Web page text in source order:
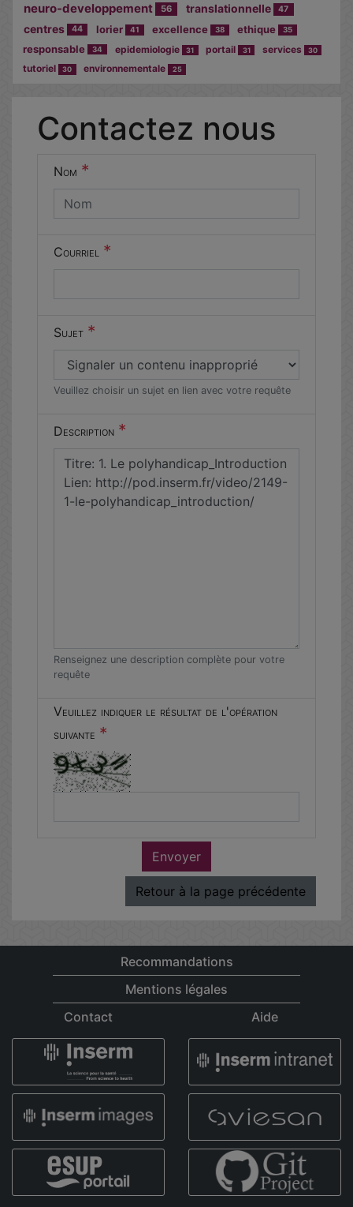
Contactez nous
Nom *
Courriel *
Sujet *
Veuillez choisir un sujet en lien avec votre requête
Description *
Renseignez une description complète pour votre
requête
Veuillez indiquer le résultat de l'opération
suivante *
cette case
si vous êtes
un humain
(obligatoire)
Envoyer
Retour à la page précédente
neuro-developpement 56 translationnelle 47
centres 44 lorier 41 excellence 38 ethique 35
responsable 34 epidemiologie 31 portail 31 services 30
tutoriel 30 environnementale 25
Recommandations
Mentions légales
Contact
Aide